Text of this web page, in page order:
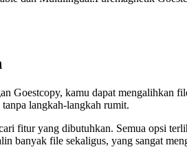
Goestcopy, kamu dapat mengalihkan
langkah-langkah rumit.
fitur yang dibutuhkan. Semua opsi
banyak file sekaligus, yang sangat